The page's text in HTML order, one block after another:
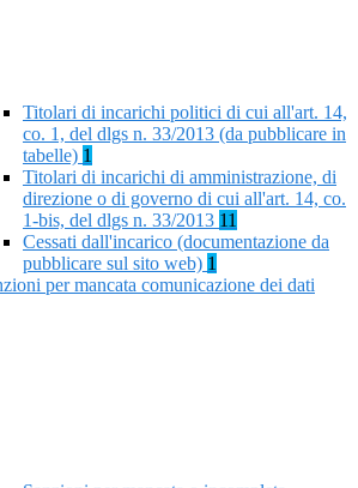
Titolari di incarichi politici di cui all'art. 14,
co. 1, del dlgs n. 33/2013 (da pubblicare in
tabelle) 1
Titolari di incarichi di amministrazione, di
direzione o di governo di cui all'art. 14, co.
1-bis, del dlgs n. 33/2013 11
Cessati dall'incarico (documentazione da
pubblicare sul sito web) 1
per mancata comunicazione dei dati